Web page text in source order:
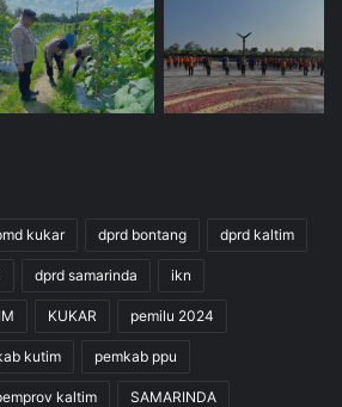
kukar dprd bontang dprd kaltim
dprd samarinda ikn
KUKAR pemilu 2024
kutim pemkab ppu
kaltim SAMARINDA